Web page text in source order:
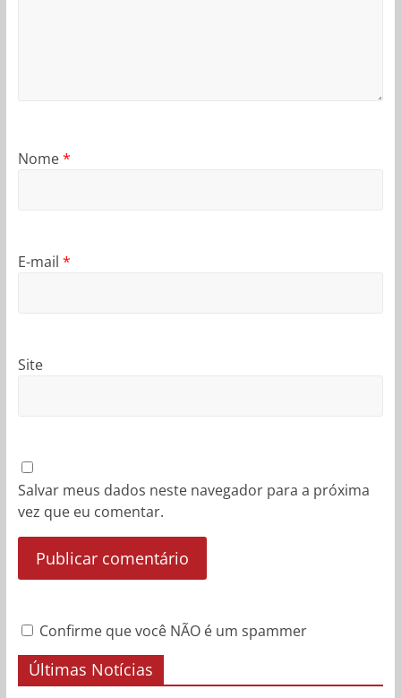
Nome*
E-mail *
Site
Salvar meus dados neste navegador para a próxima
vez que eu comentar.
Confirme que você NÃO é um spammer
Últimas Notícias